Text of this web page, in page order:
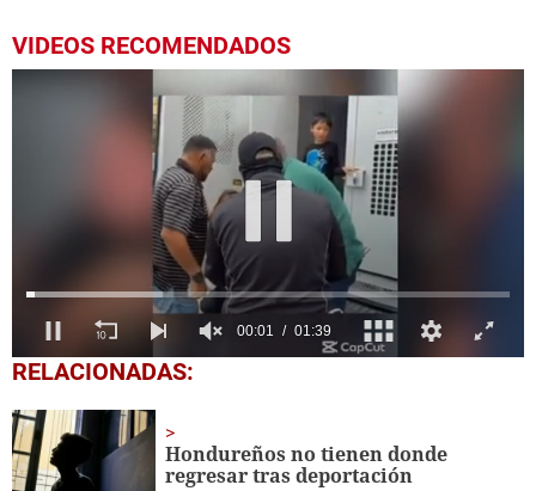
VIDEOS RECOMENDADOS
0
seconds
1
minute,
39
seconds
RELACIONADAS:
Hondureños no tienen donde
regresar tras deportación